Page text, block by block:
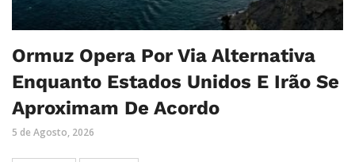
Ormuz Opera Por Via Alternativa
Enquanto Estados Unidos E Irão Se
Aproximam De Acordo
5 de Agosto, 2026